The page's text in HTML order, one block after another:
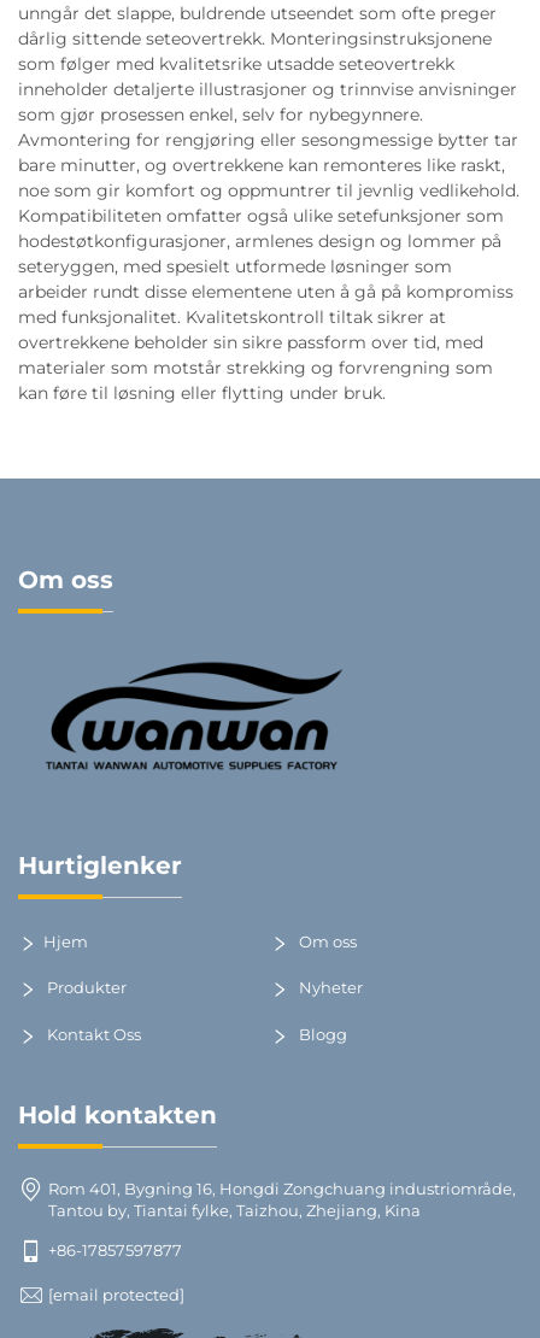
unngår det slappe, buldrende utseendet som ofte preger
dårlig sittende seteovertrekk. Monteringsinstruksjonene
som følger med kvalitetsrike utsadde seteovertrekk
inneholder detaljerte illustrasjoner og trinnvise anvisninger
som gjør prosessen enkel, selv for nybegynnere.
Avmontering for rengjøring eller sesongmessige bytter tar
bare minutter, og overtrekkene kan remonteres like raskt,
noe som gir komfort og oppmuntrer til jevnlig vedlikehold.
Kompatibiliteten omfatter også ulike setefunksjoner som
hodestøtkonfigurasjoner, armlenes design og lommer på
seteryggen, med spesielt utformede løsninger som
arbeider rundt disse elementene uten å gå på kompromiss
med funksjonalitet. Kvalitetskontroll tiltak sikrer at
overtrekkene beholder sin sikre passform over tid, med
materialer som motstår strekking og forvrengning som
kan føre til løsning eller flytting under bruk.
Om oss
Hurtiglenker
Hjem Om oss
Produkter Nyheter
Kontakt Oss Blogg
Hold kontakten
Rom 401, Bygning 16, Hongdi Zongchuang industriområde,
Tantou by, Tiantai fylke, Taizhou, Zhejiang, Kina
+86-17857597877
[email protected]